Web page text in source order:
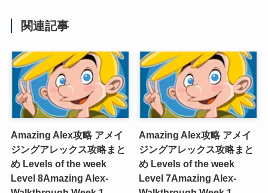
関連記事
Amazing Alex攻略 アメイ
ジングアレックス攻略まと
め Levels of the week
Level 8Amazing Alex-
Amazing Alex攻略 アメイ
ジングアレックス攻略まと
め Levels of the week
Level 7Amazing Alex-